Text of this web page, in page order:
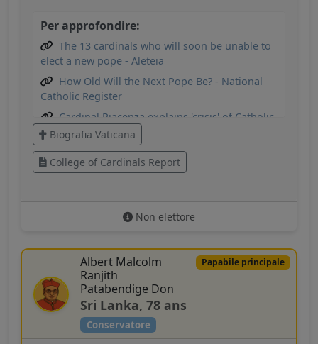
Per approfondire:
The 13 cardinals who will soon be unable to
elect a new pope - Aleteia
How Old Will the Next Pope Be? - National
Catholic Register
Cardinal Piacenza explains 'crisis' of Catholic
priesthood
Biografia Vaticana
College of Cardinals Report
Non elettore
Papabile principale
Albert Malcolm
Ranjith
Patabendige Don
Sri Lanka, 78 ans
Conservatore